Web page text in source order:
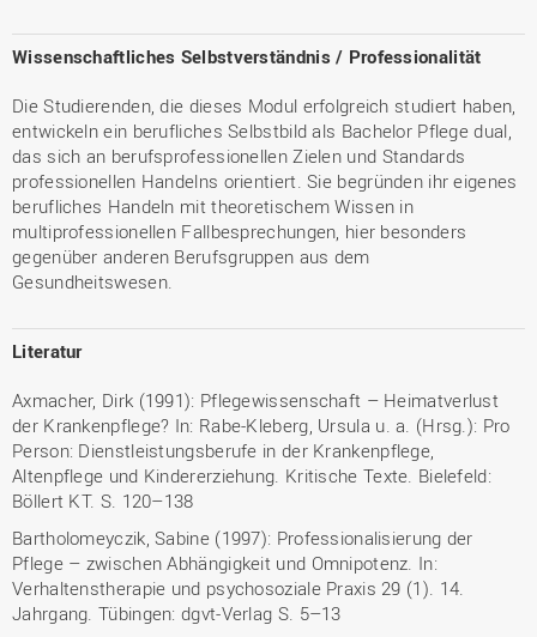
Wissenschaftliches Selbstverständnis / Professionalität
Die Studierenden, die dieses Modul erfolgreich studiert haben,
entwickeln ein berufliches Selbstbild als Bachelor Pflege dual,
das sich an berufsprofessionellen Zielen und Standards
professionellen Handelns orientiert. Sie begründen ihr eigenes
berufliches Handeln mit theoretischem Wissen in
multiprofessionellen Fallbesprechungen, hier besonders
gegenüber anderen Berufsgruppen aus dem
Gesundheitswesen.
Literatur
Axmacher, Dirk (1991): Pflegewissenschaft – Heimatverlust
der Krankenpflege? In: Rabe-Kleberg, Ursula u. a. (Hrsg.): Pro
Person: Dienstleistungsberufe in der Krankenpflege,
Altenpflege und Kindererziehung. Kritische Texte. Bielefeld:
Böllert KT. S. 120–138
Bartholomeyczik, Sabine (1997): Professionalisierung der
Pflege – zwischen Abhängigkeit und Omnipotenz. In:
Verhaltenstherapie und psychosoziale Praxis 29 (1). 14.
Jahrgang. Tübingen: dgvt-Verlag S. 5–13